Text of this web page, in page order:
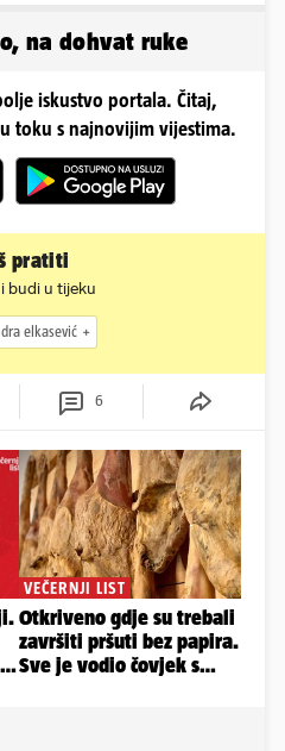
na dohvat ruke
iskustvo portala. Čitaj,
toku s najnovijim vijestima.
pratiti
budi u tijeku
elkasević
6